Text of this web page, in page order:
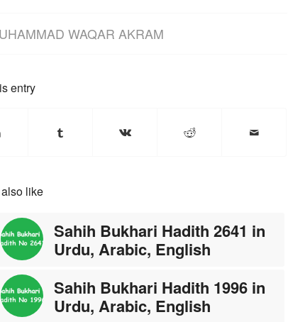
WAQAR AKRAM
entry
like
Sahih Bukhari Hadith 2641 in
Urdu, Arabic, English
Sahih Bukhari Hadith 1996 in
Urdu, Arabic, English